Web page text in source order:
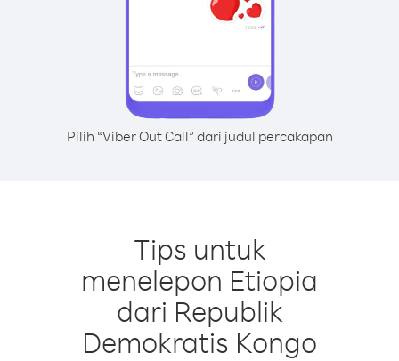
Pilih “Viber Out Call” dari judul percakapan
Tips untuk
menelepon Etiopia
dari Republik
Demokratis Kongo